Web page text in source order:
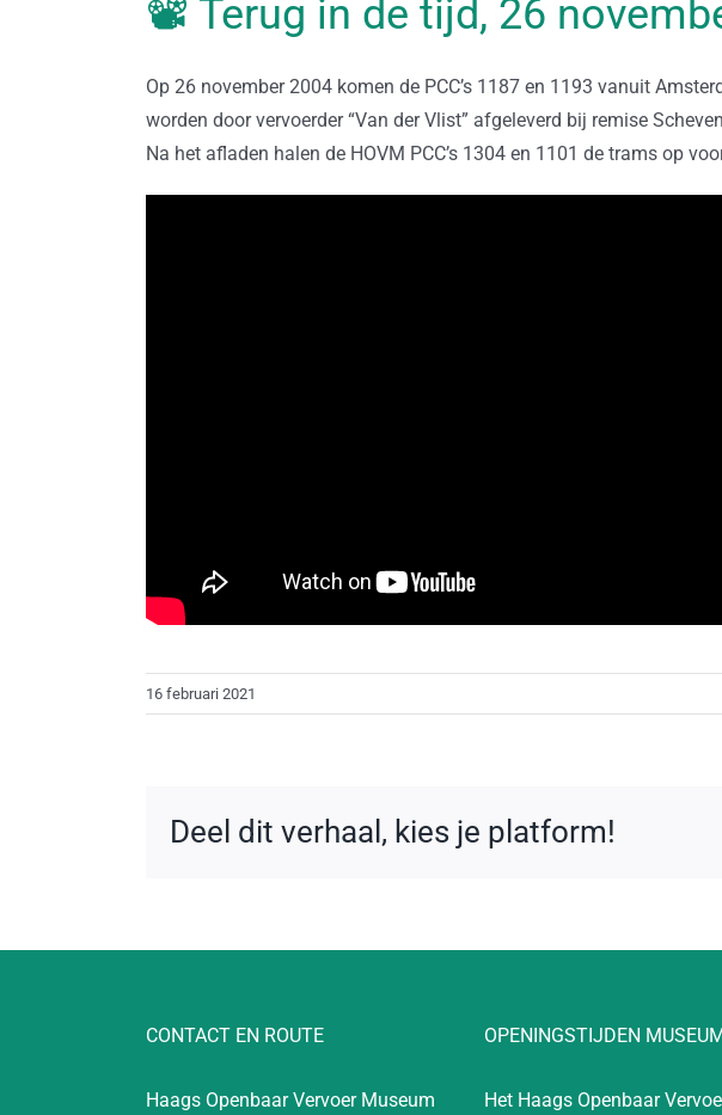
📽 Terug in de tijd, 26
Op 26 november 2004 komen de PCC’s 1187 en 1193 vanuit
worden door vervoerder “Van der Vlist” afgeleverd bij remise
Na het afladen halen de HOVM PCC’s 1304 en 1101 de trams op
16 februari 2021
Deel dit verhaal, kies je platform!
CONTACT EN ROUTE
Haags Openbaar Vervoer Museum
OPENINGSTIJDEN
Het Haags Openbaar